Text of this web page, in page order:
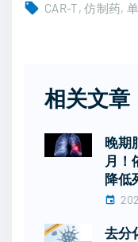
CAR-T 仿制药
相关文章
晚期
月！
降低
去分